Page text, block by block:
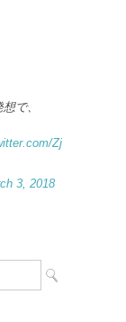
で、
Zj
3, 2018